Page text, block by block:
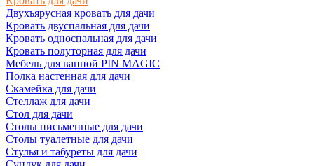
Двухъярусная кровать для дачи
Кровать двуспальная для дачи
Кровать односпальная для дачи
Кровать полуторная для дачи
Мебель для ванной PIN MAGIC
Полка настенная для дачи
Скамейка для дачи
Стеллаж для дачи
Стол для дачи
Столы письменные для дачи
Столы туалетные для дачи
Стулья и табуреты для дачи